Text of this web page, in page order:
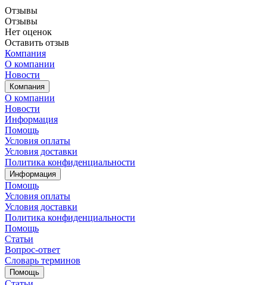
Отзывы
Отзывы
Нет оценок
Оставить отзыв
Компания
О компании
Новости
Компания
О компании
Новости
Информация
Помощь
Условия оплаты
Условия доставки
Политика конфиденциальности
Информация
Помощь
Условия оплаты
Условия доставки
Политика конфиденциальности
Помощь
Статьи
Вопрос-ответ
Словарь терминов
Помощь